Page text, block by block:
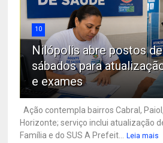
10
Nilópolis abre postos
sábados para
e exames
Ação contempla bairros Cabral,
Horizonte; serviço inclui atualização
Família e do SUS A Prefeit...
Leia mais